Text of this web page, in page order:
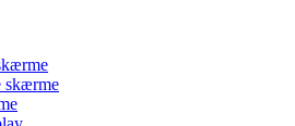
skærme